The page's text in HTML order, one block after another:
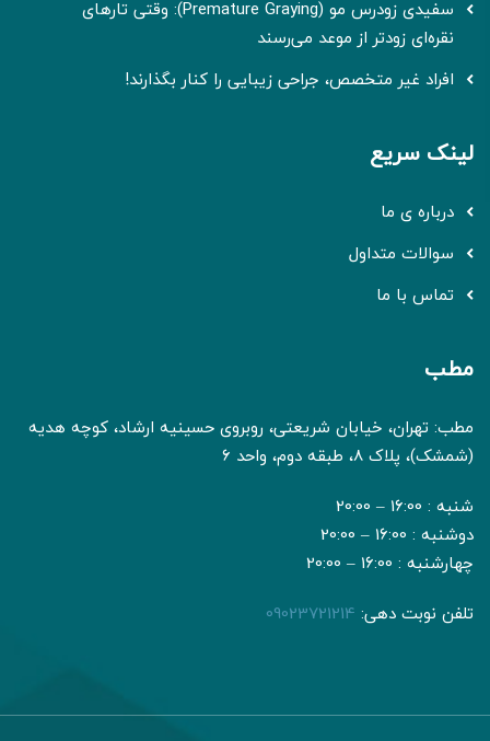
سفیدی زودرس مو (Premature Graying): وقتی تارهای
نقره‌ای زودتر از موعد می‌رسند
افراد غیر متخصص، جراحی زیبایی را کنار بگذارند!
لینک سریع
درباره ی ما
سوالات متداول
تماس با ما
مطب
مطب: تهران، خیابان شریعتی، روبروی حسینیه ارشاد، کوچه هدیه
(شمشک)، پلاک 8، طبقه دوم، واحد 6
شنبه : 16:00 – 20:00
دوشنبه : 16:00 – 20:00
چهارشنبه : 16:00 – 20:00
تلفن نوبت دهی: 09023721214